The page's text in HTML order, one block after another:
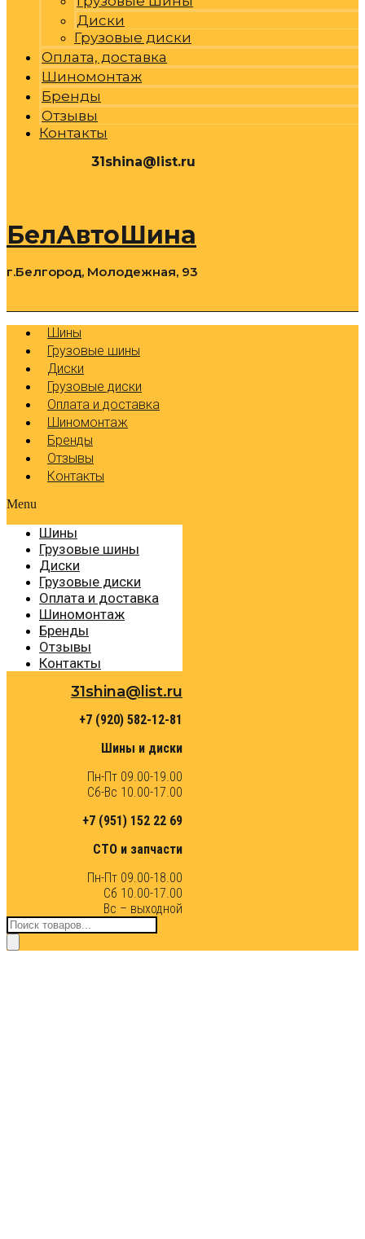
Диски
Грузовые диски
Оплата, доставка
Шиномонтаж
Бренды
Отзывы
Контакты
31shina@list.ru
БелАвтоШина
г.Белгород, Молодежная, 93
Шины
Грузовые шины
Диски
Грузовые диски
Оплата и доставка
Шиномонтаж
Бренды
Отзывы
Контакты
Menu
Шины
Грузовые шины
Диски
Грузовые диски
Оплата и доставка
Шиномонтаж
Бренды
Отзывы
Контакты
31shina@list.ru
+7 (920) 582-12-81
Шины и диски
Пн-Пт 09.00-19.00
Сб-Вс 10.00-17.00
+7 (951) 152 22 69
СТО и запчасти
Пн-Пт 09.00-18.00
Сб 10.00-17.00
Вс – выходной
Поиск
товаров